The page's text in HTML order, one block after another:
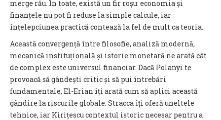
merge rău. În toate, există un fir roșu: economia și
finanțele nu pot fi reduse la simple calcule, iar
înțelepciunea practică contează la fel de mult ca teoria.
Această convergență între filosofie, analiză modernă,
mecanică instituțională și istorie monetară ne arată cât
de complex este universul financiar. Dacă Polanyi te
provoacă să gândești critic și să pui întrebări
fundamentale, El-Erian îți arată cum să aplici această
gândire la riscurile globale. Stracca îți oferă uneltele
tehnice, iar Kirițescu contextul istoric necesar pentru a